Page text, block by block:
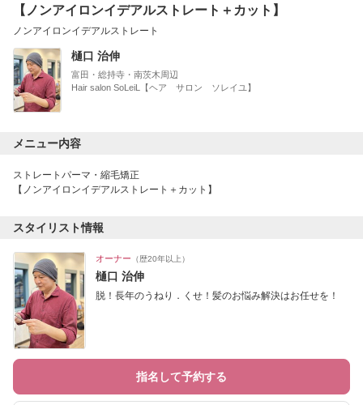
【ノンアイロンイデアルストレート＋カット】
ノンアイロンイデアルストレート
樋口 治伸
富田・総持寺・南茨木周辺
Hair salon SoLeiL【ヘア サロン ソレイユ】
メニュー内容
ストレートパーマ・縮毛矯正
【ノンアイロンイデアルストレート＋カット】
スタイリスト情報
オーナー （歴20年以上）
樋口 治伸
脱！長年のうねり．くせ！髪のお悩み解決はお任せを！
指名して予約する